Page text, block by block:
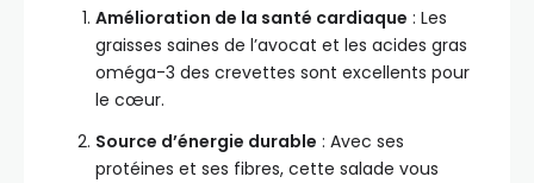
Amélioration de la santé cardiaque : Les
graisses saines de l’avocat et les acides gras
oméga-3 des crevettes sont excellents pour
le cœur.
Source d’énergie durable : Avec ses
protéines et ses fibres, cette salade vous